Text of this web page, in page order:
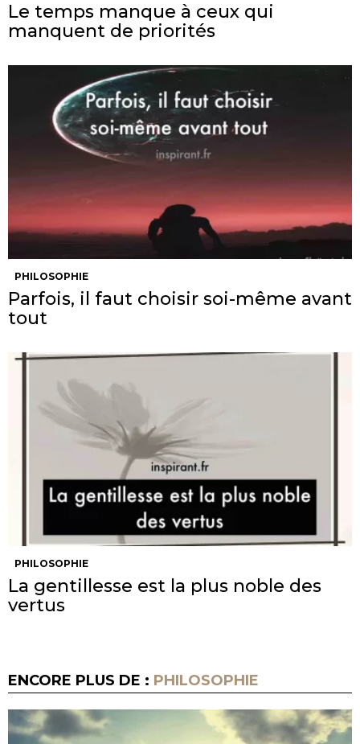
Le temps manque à ceux qui
manquent de priorités
PHILOSOPHIE
Parfois, il faut choisir soi-même avant
tout
PHILOSOPHIE
La gentillesse est la plus noble des
vertus
ENCORE PLUS DE : PHILOSOPHIE